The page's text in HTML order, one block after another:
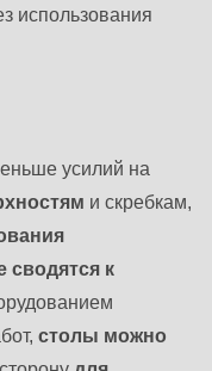
использования
усилий на
и скребкам,
сводятся к
столы можно